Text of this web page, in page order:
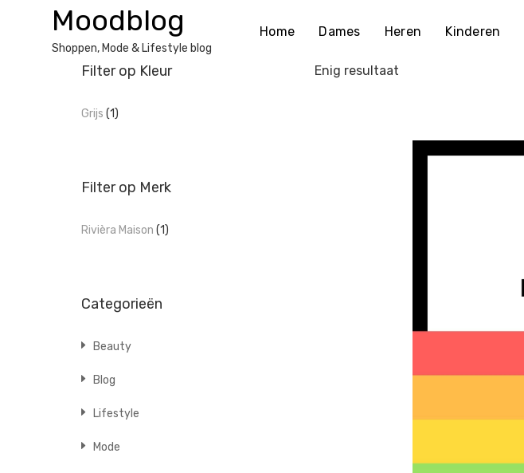
Moodblog
Shoppen, Mode & Lifestyle blog
Home Dames Heren Kinderen
Enig resultaat
Filter op Kleur
Grijs (1)
Filter op Merk
Rivièra Maison (1)
Categorieën
Beauty
Blog
Lifestyle
Mode